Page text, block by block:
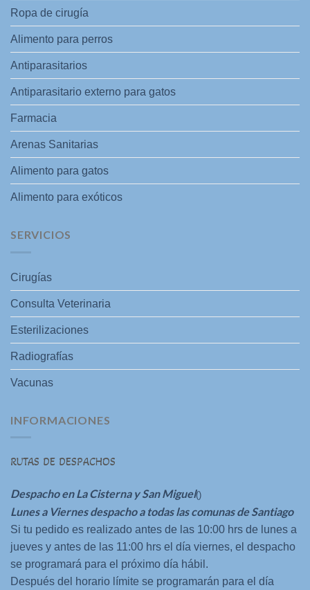
Ropa de cirugía
Alimento para perros
Antiparasitarios
Antiparasitario externo para gatos
Farmacia
Arenas Sanitarias
Alimento para gatos
Alimento para exóticos
SERVICIOS
Cirugías
Consulta Veterinaria
Esterilizaciones
Radiografías
Vacunas
INFORMACIONES
RUTAS DE DESPACHOS
Despacho en La Cisterna y San Miguel()
Lunes a Viernes despacho a todas las comunas de Santiago
Si tu pedido es realizado antes de las 10:00 hrs de lunes a
jueves y antes de las 11:00 hrs el día viernes, el despacho
se programará para el próximo día hábil.
Después del horario límite se programarán para el día